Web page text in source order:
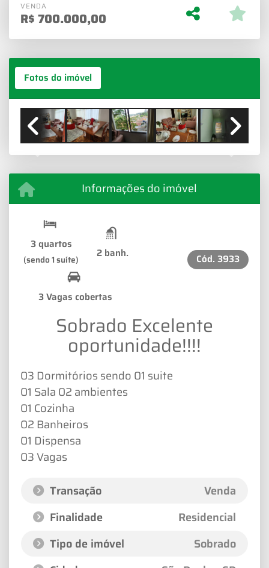
VENDA
R$700.000,00
Fotos do imóvel
Previous Next
Informações do imóvel
3 quartos
(sendo 1 suíte) 2 banh.
3 Vagas cobertas
Cód. 3933
Sobrado Excelente
oportunidade!!!!
03 Dormitórios sendo 01 suite
01 Sala 02 ambientes
01 Cozinha
02 Banheiros
01 Dispensa
03 Vagas
Transação
Venda
Finalidade
Residencial
Tipo de imóvel
Sobrado